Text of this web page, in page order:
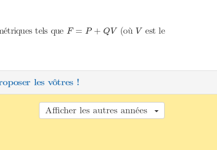
tels que F = P + QV
F= + Q V (où V
Vest le
les vôtres !
Afficher les autres années